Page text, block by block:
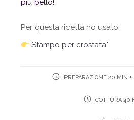
più bello!
Per questa ricetta ho usato:
Stampo per crostata*
PREPARAZIONE 20 MIN +
COTTURA 40